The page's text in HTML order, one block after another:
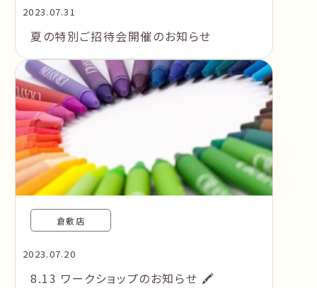
2023.07.31
夏の特別ご招待会開催のお知らせ
倉敷店
2023.07.20
8.13 ワークショップのお知らせ 🖍